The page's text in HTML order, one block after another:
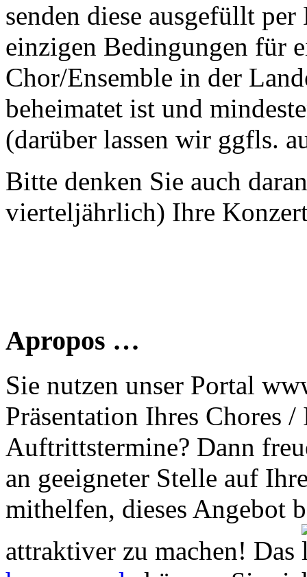
senden diese ausgefüllt
einzigen Bedingungen für
Chor/Ensemble in der
beheimatet ist und
(darüber lassen wir ggfls.
Bitte denken Sie auch
vierteljährlich) Ihre
Apropos …
Sie nutzen unser Portal
Präsentation Ihres Chores
Auftrittstermine? Dann
an geeigneter Stelle auf
mithelfen, dieses Angebot
attraktiver zu machen! Das